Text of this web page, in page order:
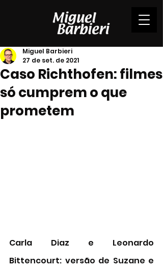
Caso Richthofen: filmes
só cumprem o que
prometem
Miguel Barbieri
27 de set. de 2021
Bittencourt: versão de Suzane e